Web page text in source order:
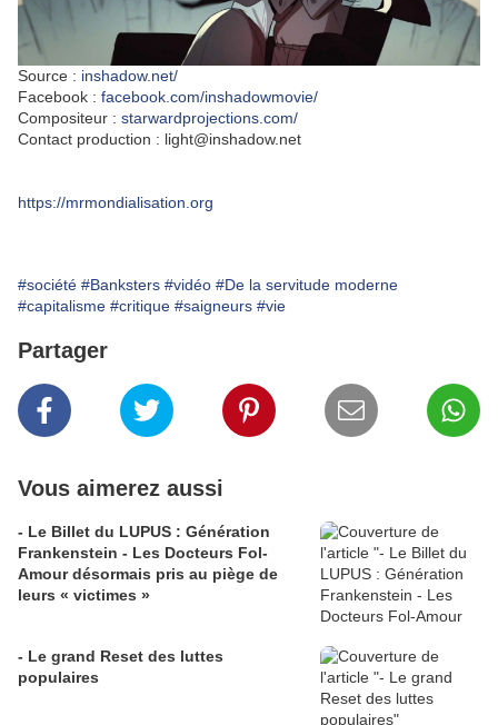
Source : inshadow.net/
Facebook : facebook.com/inshadowmovie/
Compositeur : starwardprojections.com/
Contact production : light@inshadow.net
https://mrmondialisation.org
#société #Banksters #vidéo #De la servitude moderne
#capitalisme #critique #saigneurs #vie
Partager
Vous aimerez aussi
- Le Billet du LUPUS : Génération
Frankenstein - Les Docteurs Fol-
Amour désormais pris au piège de
leurs « victimes »
- Le grand Reset des luttes
populaires